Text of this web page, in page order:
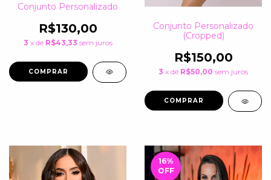
Conjunto Personalizado
R$130,00
3 x de R$43,33 sem juros
COMPRAR
Conjunto Personalizado
(Cropped)
R$150,00
3 x de R$50,00 sem juros
COMPRAR
16%
OFF